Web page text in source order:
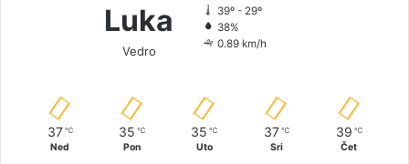
Luka
Vedro
39º - 29º
38%
0.89 km/h
37 ℃
Ned
35 ℃
Pon
35 ℃
Uto
37 ℃
Sri
39 ℃
Čet